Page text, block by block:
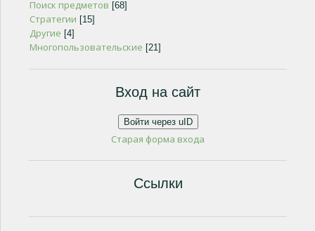
Поиск предметов [68]
Стратегии [15]
Другие [4]
Многопользовательские [21]
Вход на сайт
Войти через uID
Старая форма входа
Ссылки